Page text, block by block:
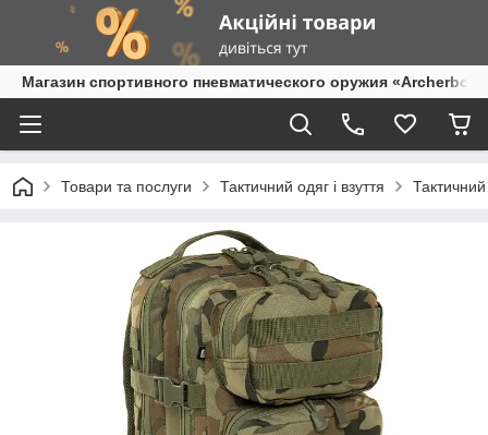
Магазин спортивного пневматического оружия
Товари та послуги Тактичний одяг і взуття